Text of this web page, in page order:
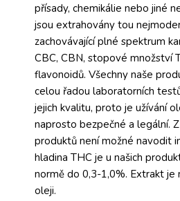
přísady, chemikálie nebo jiné
jsou extrahovány tou
zachovávající plné spektrum
CBC, CBN, stopové množství
flavonoidů. Všechny naše
celou řadou laboratorních
jejich kvalitu, proto je užívání
naprosto bezpečné a legální.
produktů není možné navodit
hladina THC je u našich
normě do 0,3-1,0%. Extrakt je
oleji.